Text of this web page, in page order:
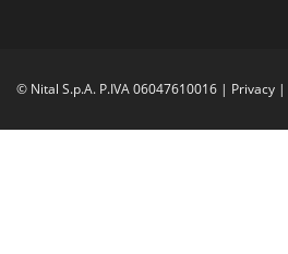
© Nital S.p.A. P.IVA 06047610016 | Privacy |